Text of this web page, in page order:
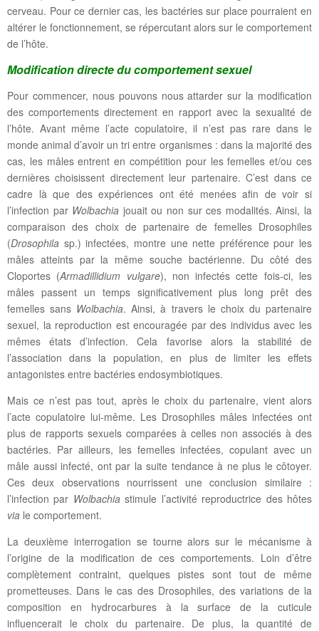
cerveau. Pour ce dernier cas, les bactéries sur place pourraient en
altérer le fonctionnement, se répercutant alors sur le comportement
de l’hôte.
Modification directe du comportement sexuel
Pour commencer, nous pouvons nous attarder sur la modification
des comportements directement en rapport avec la sexualité de
l’hôte. Avant même l’acte copulatoire, il n’est pas rare dans le
monde animal d’avoir un tri entre organismes : dans la majorité des
cas, les mâles entrent en compétition pour les femelles et/ou ces
dernières choisissent directement leur partenaire. C’est dans ce
cadre là que des expériences ont été menées afin de voir si
l’infection par Wolbachia jouait ou non sur ces modalités. Ainsi, la
comparaison des choix de partenaire de femelles Drosophiles
(Drosophila sp.) infectées, montre une nette préférence pour les
mâles atteints par la même souche bactérienne. Du côté des
Cloportes (Armadillidium vulgare), non infectés cette fois-ci, les
mâles passent un temps significativement plus long prêt des
femelles sans Wolbachia. Ainsi, à travers le choix du partenaire
sexuel, la reproduction est encouragée par des individus avec les
mêmes états d’infection. Cela favorise alors la stabilité de
l’association dans la population, en plus de limiter les effets
antagonistes entre bactéries endosymbiotiques.
Mais ce n’est pas tout, après le choix du partenaire, vient alors
l’acte copulatoire lui-même. Les Drosophiles mâles infectées ont
plus de rapports sexuels comparées à celles non associés à des
bactéries. Par ailleurs, les femelles infectées, copulant avec un
mâle aussi infecté, ont par la suite tendance à ne plus le côtoyer.
Ces deux observations nourrissent une conclusion similaire :
l’infection par Wolbachiastimule l’activité reproductrice des hôtes
via le comportement.
La deuxième interrogation se tourne alors sur le mécanisme à
l’origine de la modification de ces comportements. Loin d’être
complètement contraint, quelques pistes sont tout de même
prometteuses. Dans le cas des Drosophiles, des variations de la
composition en hydrocarbures à la surface de la cuticule
influencerait le choix du partenaire. De plus, la quantité de